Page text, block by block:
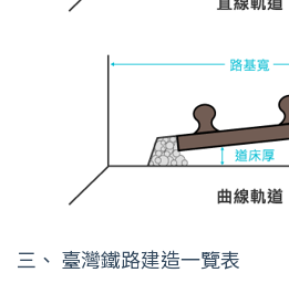
三、 臺灣鐵路建造一覽表